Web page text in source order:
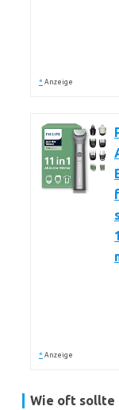
* Anzeige
* Anzeige
Wie oft sollte